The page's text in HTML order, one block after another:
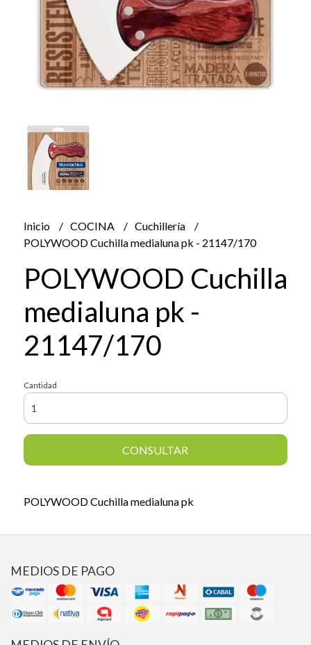
Inicio COCINA
Cuchillería
POLYWOOD Cuchilla medialuna pk - 21147/170
POLYWOOD Cuchilla
medialuna pk -
21147/170
Cantidad
CONSULTAR
POLYWOOD Cuchilla medialuna pk
MEDIOS DE PAGO